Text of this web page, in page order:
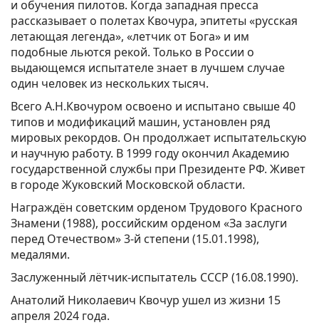
и обучения пилотов. Когда западная пресса
рассказывает о полетах Квочура, эпитеты «русская
летающая легенда», «летчик от Бога» и им
подобные льются рекой. Только в России о
выдающемся испытателе знает в лучшем случае
один человек из нескольких тысяч.
Всего А.Н.Квочуром освоено и испытано свыше 40
типов и модификаций машин, установлен ряд
мировых рекордов. Он продолжает испытательскую
и научную работу. В 1999 году окончил Академию
государственной службы при Президенте РФ. Живет
в городе Жуковский Московской области.
Награждён советским орденом Трудового Красного
Знамени (1988), российским орденом «За заслуги
перед Отечеством» 3-й степени (15.01.1998),
медалями.
Заслуженный лётчик-испытатель СССР (16.08.1990).
Анатолий Николаевич Квочур ушел из жизни 15
апреля 2024 года.